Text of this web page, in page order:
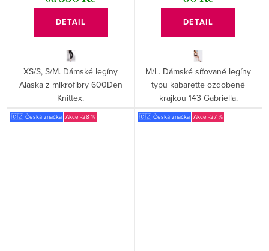
DETAIL
XS/S, S/M. Dámské legíny
Alaska z mikrofibry 600Den
Knittex.
DETAIL
M/L. Dámské síťované legíny
typu kabarette ozdobené
krajkou 143 Gabriella.
🇨🇿 Česká značka -28 % 🇨🇿 Česká značka -27 %